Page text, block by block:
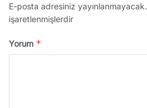
E-posta adresiniz yayınlanmayacak.
işaretlenmişlerdir
Yorum *